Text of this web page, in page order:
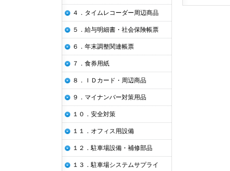
４．タイムレコーダー周辺商品
５．給与明細書・社会保険帳票
６．年末調整関連帳票
７．食券用紙
８．ＩＤカード・周辺商品
９．マイナンバー対策用品
１０．安全対策
１１．オフィス用設備
１２．駐車場設備・補修部品
１３．駐車場システムサプライ